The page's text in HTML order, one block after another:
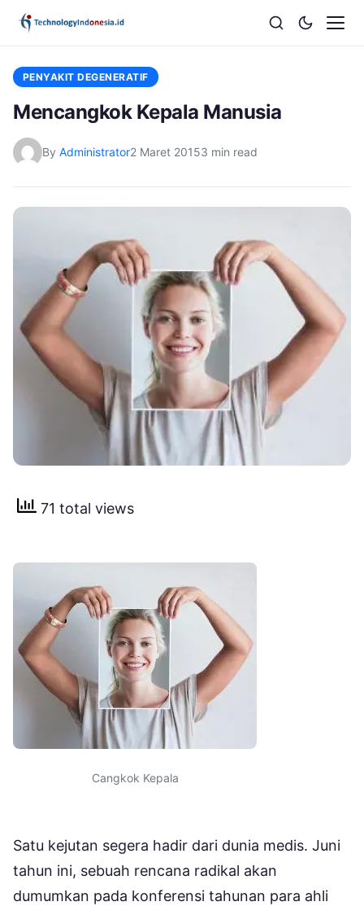
PENYAKIT DEGENERATIF
Mencangkok Kepala Manusia
By Administrator2 Maret 20153 min read
71 total views
Cangkok Kepala
Satu kejutan segera hadir dari dunia medis. Juni
tahun ini, sebuah rencana radikal akan
dumumkan pada konferensi tahunan para ahli